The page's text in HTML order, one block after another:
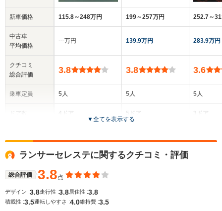
新車価格
中古車
平均価格
クチコミ
総合評価
乗車定員
サイズ
(全長x全幅x全高)
115.8～248万円
‐‐‐万円
3.8
5人
4ドア
全高
1.7m
4.53m～4.56m
199～257万円
139.9万円
3.8
5人
5ドア
全高
252.7～
283.9万円
3.6
5人
3ドア
全
▼全てを表示する
ランサーセレステに関するクチコミ・評価
総合評価 3.8点
デザイン :3.8走行性 :3.8 居住性 :3.8
積載性 :3.5運転しやすさ :4.0維持費 :3.5